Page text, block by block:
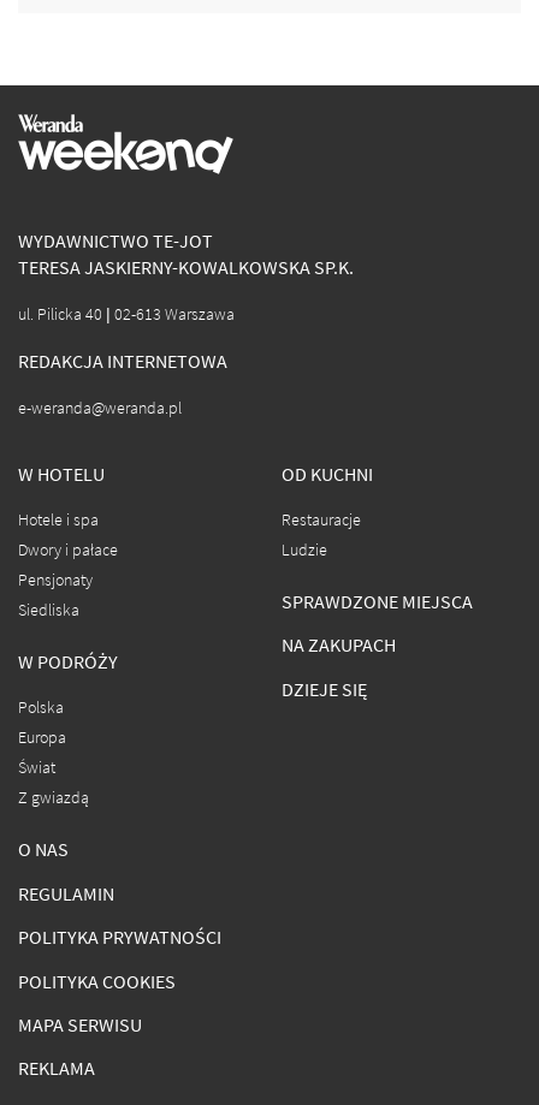
WYDAWNICTWO TE-JOT
TERESA JASKIERNY-KOWALKOWSKA SP.K.
ul. Pilicka 40 | 02-613 Warszawa
REDAKCJA INTERNETOWA
e-weranda@weranda.pl
W HOTELU
Hotele i spa
Dwory i pałace
Pensjonaty
Siedliska
W PODRÓŻY
Polska
Europa
Świat
Z gwiazdą
OD KUCHNI
Restauracje
Ludzie
SPRAWDZONE MIEJSCA
NA ZAKUPACH
DZIEJE SIĘ
O NAS
REGULAMIN
POLITYKA PRYWATNOŚCI
POLITYKA COOKIES
MAPA SERWISU
REKLAMA